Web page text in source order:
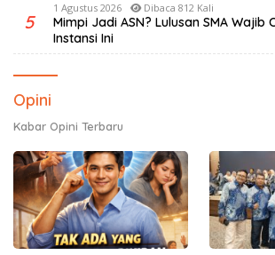
5
1 Agustus 2026 Dibaca 812 Kali
Mimpi Jadi ASN? Lulusan SMA Wajib
Instansi Ini
Opini
Kabar Opini Terbaru